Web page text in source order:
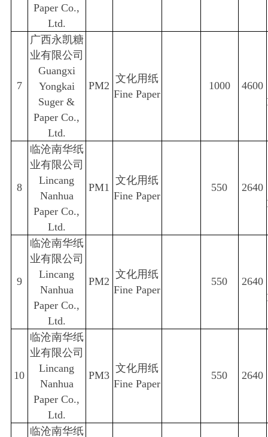
Paper Co.,
Ltd.
7
广西永凯糖
业有限公司
Guangxi
Yongkai
Suger &
Paper Co.,
Ltd.
PM2
文化用纸
Fine Paper
1000
4600
8
临沧南华纸
业有限公司
Lincang
Nanhua
Paper Co.,
Ltd.
PM1
文化用纸
Fine Paper
550
2640
9
临沧南华纸
业有限公司
Lincang
Nanhua
Paper Co.,
Ltd.
PM2
文化用纸
Fine Paper
550
2640
10
临沧南华纸
业有限公司
Lincang
Nanhua
Paper Co.,
Ltd.
PM3
文化用纸
Fine Paper
550 2640
临沧南华纸